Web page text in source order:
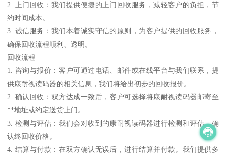
2. 上门回收：我们提供便捷的上门回收服务，减轻客户的负担，节
约时间成本。
3. 诚信服务：我们本着诚实守信的原则，为客户提供的回收服务，
确保回收流程顺利、透明。
回收流程
1. 咨询与报价：客户可通过电话、邮件或在线平台与我们联系，提
供康耐视读码器的相关信息，我们将给出初步的回收报价。
2. 确认回收：双方达成一致后，客户可选择将康耐视读码器邮寄至
**地址或约定送货上门。
3. 检测与评估：我们会对收到的康耐视读码器进行检测和评估，确
认终回收价格。
4. 结算与付款：在双方确认无误后，进行结算并付款。我们提供多